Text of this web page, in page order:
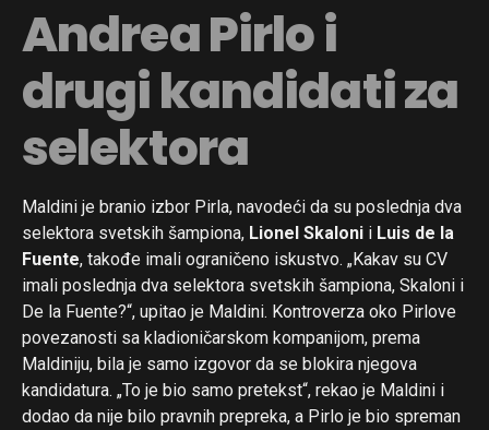
Andrea Pirlo i
drugi kandidati za
selektora
Maldini je branio izbor Pirla, navodeći da su poslednja dva
selektora svetskih šampiona, Lionel Skaloni i Luis de la
Fuente, takođe imali ograničeno iskustvo. „Kakav su CV
imali poslednja dva selektora svetskih šampiona, Skaloni i
De la Fuente?“, upitao je Maldini. Kontroverza oko Pirlove
povezanosti sa kladioničarskom kompanijom, prema
Maldiniju, bila je samo izgovor da se blokira njegova
kandidatura. „To je bio samo pretekst“, rekao je Maldini i
dodao da nije bilo pravnih prepreka, a Pirlo je bio spreman